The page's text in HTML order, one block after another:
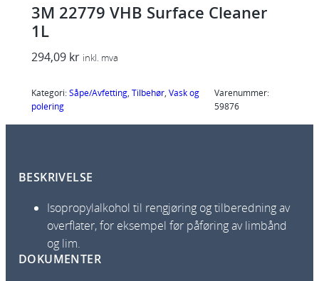
3M 22779 VHB Surface Cleaner
1L
294,09 kr inkl. mva
Kategori:Såpe/Avfetting, Tilbehør, Vask og
polering
Varenummer:
59876
BESKRIVELSE
Isopropylalkohol til rengjøring og tilberedning av
overflater, for eksempel før påføring av limbånd
og lim.
DOKUMENTER